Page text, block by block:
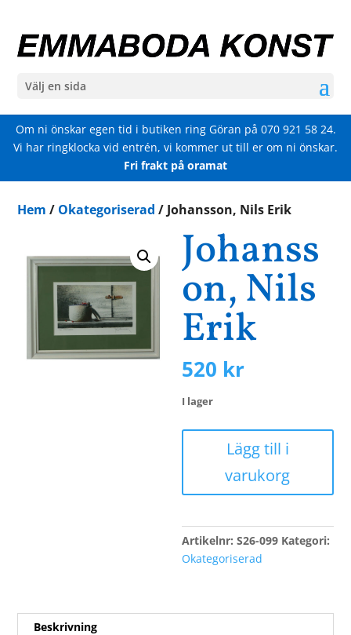
Välj en sida
Om ni önskar egen tid i butiken ring Göran på 070 921 58 24.
Vi har ringklocka vid entrén, vi kommer ut till er om ni önskar.
Fri frakt på oramat
Hem / Okategoriserad / Johansson, Nils Erik
Johanss
on, Nils
Erik
520 kr
I lager
mängd
Lägg till i
varukorg
Artikelnr:S26-099 Kategori:
Okategoriserad
Beskrivning